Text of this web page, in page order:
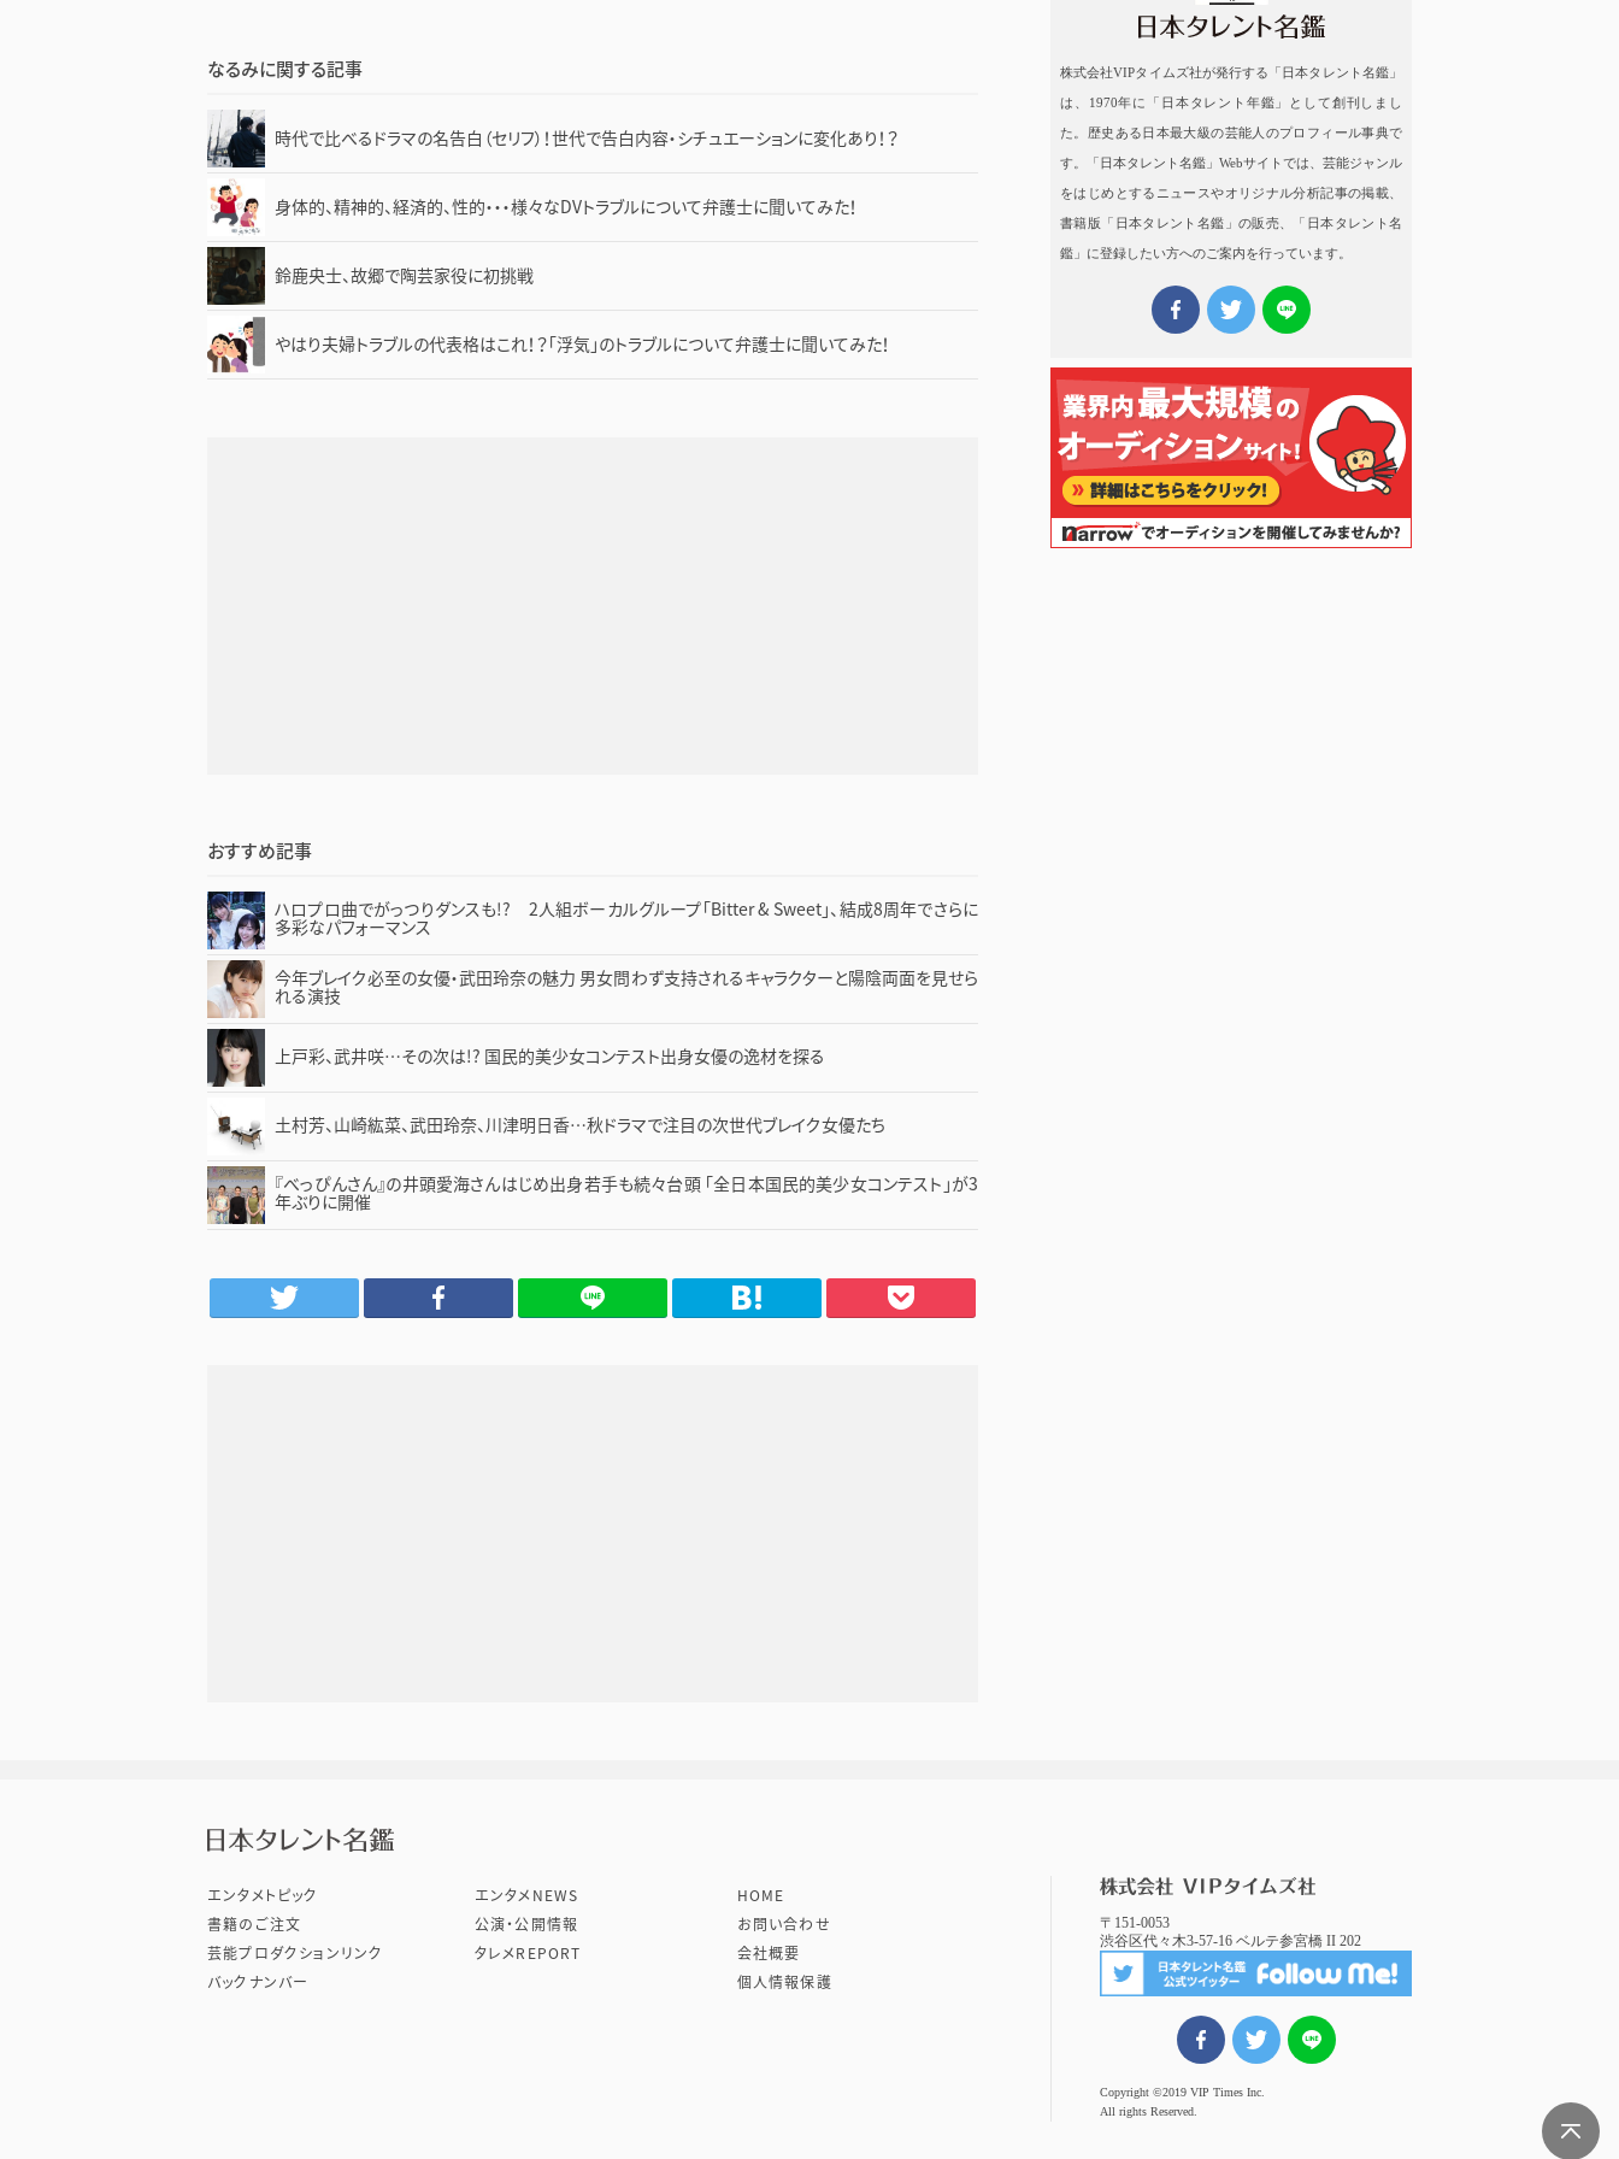
なるみに関する記事
時代で比べるドラマの名告白（セリフ）！世代で告白内容・シチュエーションに変化あり！？
身体的、精神的、経済的、性的・・・様々なDVトラブルについて弁護士に聞いてみた！
鈴鹿央士、故郷で陶芸家役に初挑戦
やはり夫婦トラブルの代表格はこれ！？「浮気」のトラブルについて弁護士に聞いてみた！
おすすめ記事
ハロプロ曲でがっつりダンスも!? 2人組ボーカルグループ「Bitter & Sweet」、結成8周年でさらに
多彩なパフォーマンス
今年ブレイク必至の女優・武田玲奈の魅力 男女問わず支持されるキャラクターと陽陰両面を見せら
れる演技
上戸彩、武井咲…その次は!? 国民的美少女コンテスト出身女優の逸材を探る
土村芳、山崎紘菜、武田玲奈、川津明日香…秋ドラマで注目の次世代ブレイク女優たち
『べっぴんさん』の井頭愛海さんはじめ出身若手も続々台頭 「全日本国民的美少女コンテスト」が3
年ぶりに開催
Facebook
株式会社VIPタイムズ社が発行する「日本タレント名鑑」
は、1970年に「日本タレント年鑑」として創刊しまし
た。歴史ある日本最大級の芸能人のプロフィール事典で
す。「日本タレント名鑑」Webサイトでは、芸能ジャンル
をはじめとするニュースやオリジナル分析記事の掲載、
書籍版「日本タレント名鑑」の販売、「日本タレント名
鑑」に登録したい方へのご案内を行っています。
エンタメトピック
書籍のご注文
芸能プロダクションリンク
バックナンバー
エンタメNEWS
公演・公開情報
タレメREPORT
HOME
お問い合わせ
会社概要
個人情報保護
株式会社 VIPタイムズ社
〒151-0053
渋谷区代々木3-57-16 ベルテ参宮橋 II 202
FBでシェアツイート
Copyright ©2019 VIP Times Inc.
All rights Reserved.